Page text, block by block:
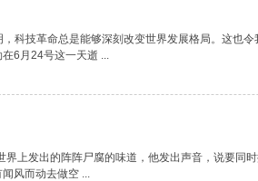
技革命总是能够深刻改变世界发展格局。这也令
6月24号这一天逝 ...
上发出的阵阵尸腐的味道，他发出声音，说要同
风而动去做空 ...